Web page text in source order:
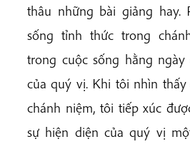
thâu những bài giảng hay.
sống tỉnh thức trong
trong cuộc sống hằng
của quý vị. Khi tôi nhìn
chánh niệm, tôi tiếp xúc
sự hiện diện của quý vị